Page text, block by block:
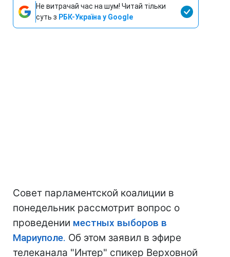
Не витрачай час на шум! Читай тільки
суть з РБК-Україна у Google
Совет парламентской коалиции в
понедельник рассмотрит вопрос о
проведении местных выборов в
Мариуполе. Об этом заявил в эфире
телеканала "Интер" спикер Верховной